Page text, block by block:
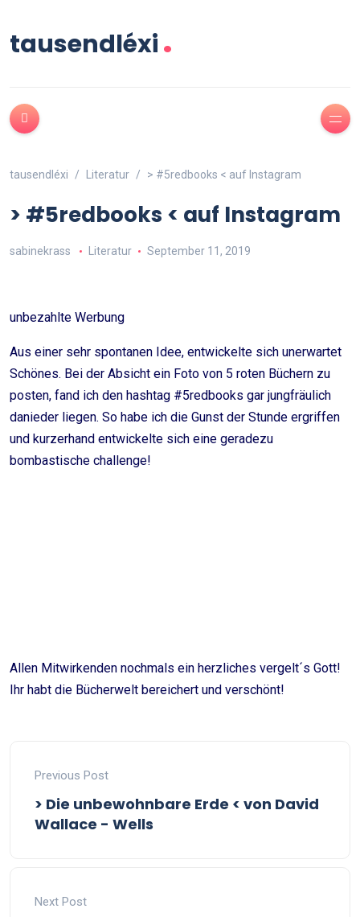
tausendléxi.
tausendléxi Literatur > #5redbooks < auf Instagram
> #5redbooks < auf Instagram
sabinekrass Literatur September 11, 2019
unbezahlte Werbung
Aus einer sehr spontanen Idee, entwickelte sich unerwartet
Schönes. Bei der Absicht ein Foto von 5 roten Büchern zu
posten, fand ich den hashtag #5redbooks gar jungfräulich
danieder liegen. So habe ich die Gunst der Stunde ergriffen
und kurzerhand entwickelte sich eine geradezu
bombastische challenge!
Allen Mitwirkenden nochmals ein herzliches vergelt´s Gott!
Ihr habt die Bücherwelt bereichert und verschönt!
Previous Post
> Die unbewohnbare Erde < von David
Wallace - Wells
Next Post